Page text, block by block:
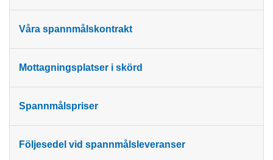
Våra spannmålskontrakt
Mottagningsplatser i skörd
Spannmålspriser
Följesedel vid spannmålsleveranser